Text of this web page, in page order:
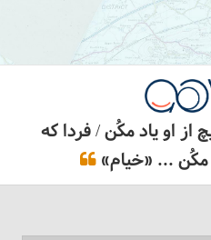
او یاد مکُن / فردا که
... «خیام»